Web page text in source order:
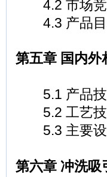
4.2 市场竞
4.3 产品目
第五章 国内外
5.1 产品技
5.2 工艺技
5.3 主要设
第六章 冲洗吸